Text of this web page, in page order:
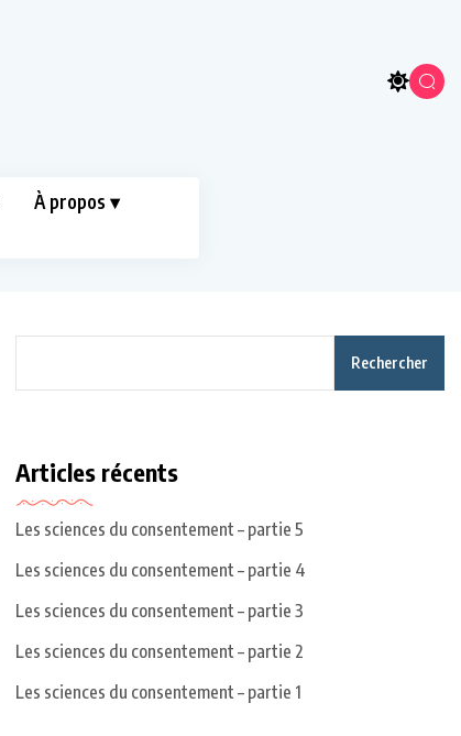
À propos ▾
Rechercher
Articles récents
Les sciences du consentement – partie 5
Les sciences du consentement – partie 4
Les sciences du consentement – partie 3
Les sciences du consentement – partie 2
Les sciences du consentement – partie 1